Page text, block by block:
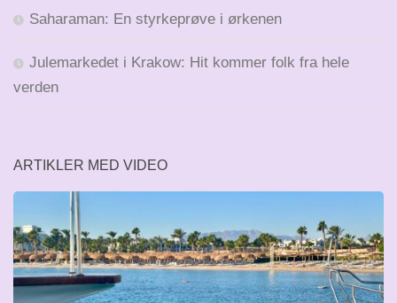
Saharaman: En styrkeprøve i ørkenen
Julemarkedet i Krakow: Hit kommer folk fra hele
verden
ARTIKLER MED VIDEO